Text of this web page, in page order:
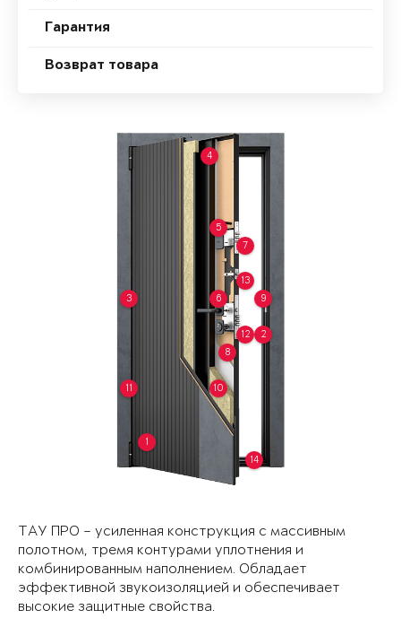
Гарантия
Возврат товара
1
2
3
4
5
6
7
8
9
10
11
12
13
14
ТАУ ПРО – усиленная конструкция с массивным
полотном, тремя контурами уплотнения и
комбинированным наполнением. Обладает
эффективной звукоизоляцией и обеспечивает
высокие защитные свойства.